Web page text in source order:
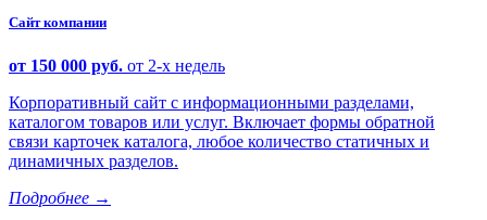
Сайт компании
от 150 000 руб. от 2-х недель
Корпоративный сайт с информационными разделами,
каталогом товаров или услуг. Включает формы обратной
связи карточек каталога, любое количество статичных и
динамичных разделов.
Подробнее →